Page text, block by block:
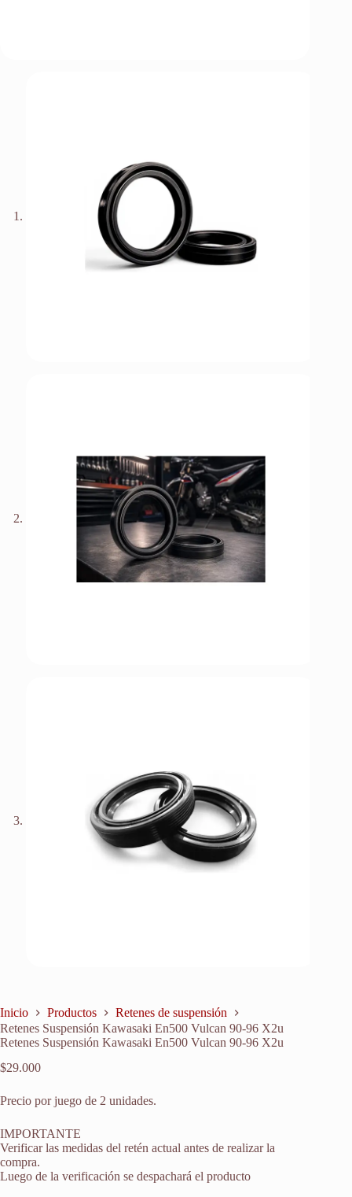
Inicio Productos
Retenes de suspensión
Retenes Suspensión Kawasaki En500 Vulcan 90-96 X2u
Retenes Suspensión Kawasaki En500 Vulcan 90-96 X2u
$29.000
Precio por juego de 2 unidades.
IMPORTANTE
Verificar las medidas del retén actual antes de realizar la
compra.
Luego de la verificación se despachará el producto